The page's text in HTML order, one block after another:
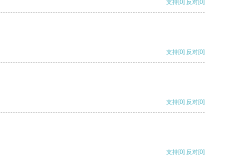
支持[0] 反对[0]
支持[0] 反对[0]
支持[0] 反对[0]
支持[0] 反对[0]